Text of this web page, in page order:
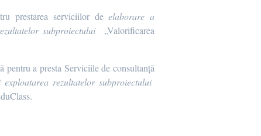
prestarea serviciilor deelaborare a
subproiectului „Valorificarea
pentru a presta Serviciile de consultanță
exploatarea rezultatelor subproiectului